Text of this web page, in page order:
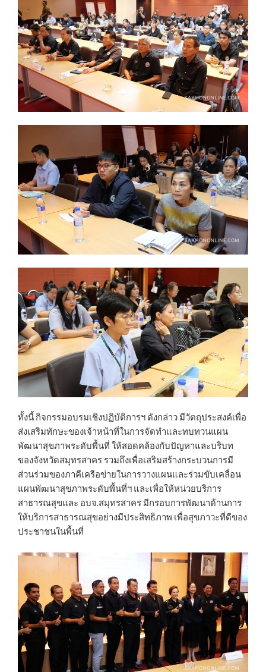
ทั้งนี้ กิจกรรมอบรมเชิงปฏิบัติการฯ ดังกล่าว มีวัตถุประสงค์เพื่อ
ส่งเสริมทักษะของเจ้าหน้าที่ในการจัดทำและทบทวนแผน
พัฒนาสุขภาพระดับพื้นที่ ให้สอดคล้องกับปัญหาและบริบท
ของจังหวัดสมุทรสาคร รวมถึงเพื่อเสริมสร้างกระบวนการมี
ส่วนร่วมของภาคีเครือข่ายในการวางแผนและร่วมขับเคลื่อน
แผนพัฒนาสุขภาพระดับพื้นที่ฯ และเพื่อให้หน่วยบริการ
สาธารณสุขและ อบจ.สมุทรสาคร มีกรอบการพัฒนาด้านการ
ให้บริการสาธารณสุขอย่างมีประสิทธิภาพ เพื่อสุขภาวะที่ดีของ
ประชาชนในพื้นที่